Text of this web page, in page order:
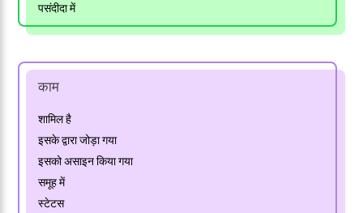
पसंदीदा में
काम
शामिल है
इसके द्वारा जोड़ा गया
इसको असाइन किया गया
समूह में
स्टेटस